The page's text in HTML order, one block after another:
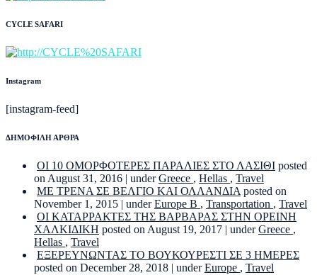
CYCLE SAFARI
Instagram
[instagram-feed]
ΔΗΜΟΦΙΛΗ ΑΡΘΡΑ
ΟΙ 10 ΟΜΟΡΦΟΤΕΡΕΣ ΠΑΡΑΛΙΕΣ ΣΤΟ ΛΑΣΙΘΙ posted
on August 31, 2016 | underGreece , Hellas , Travel
ΜΕ ΤΡΕΝΑ ΣΕ ΒΕΛΓΙΟ ΚΑΙ ΟΛΛΑΝΔΙΑ posted on
November 1, 2015 | underEurope B , Transportation , Travel
ΟΙ ΚΑΤΑΡΡΑΚΤΕΣ ΤΗΣ ΒΑΡΒΑΡΑΣ ΣΤΗΝ ΟΡΕΙΝΗ
ΧΑΛΚΙΔΙΚΗ posted on August 19, 2017 | underGreece ,
Hellas , Travel
ΕΞΕΡΕΥΝΩΝΤΑΣ ΤΟ ΒΟΥΚΟΥΡΕΣΤΙ ΣΕ 3 ΗΜΕΡΕΣ
posted on December 28, 2018 | underEurope , Travel